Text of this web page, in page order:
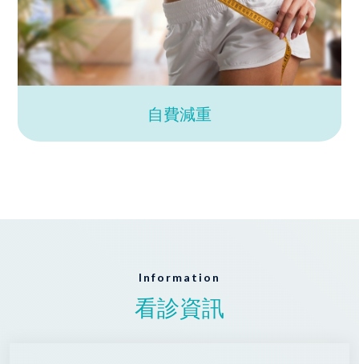
自費減重
Information
看診資訊